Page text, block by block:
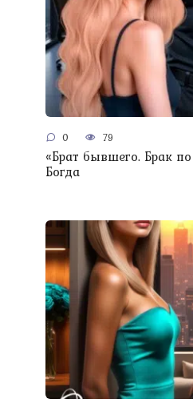
0 79
«Брат бывшего. Брак
Богда